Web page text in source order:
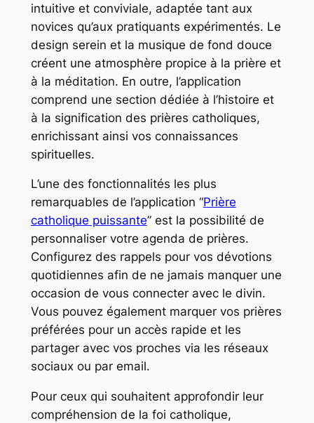
intuitive et conviviale, adaptée tant aux
novices qu’aux pratiquants expérimentés. Le
design serein et la musique de fond douce
créent une atmosphère propice à la prière et
à la méditation. En outre, l’application
comprend une section dédiée à l’histoire et
à la signification des prières catholiques,
enrichissant ainsi vos connaissances
spirituelles.
L’une des fonctionnalités les plus
remarquables de l’application “Prière
catholique puissante” est la possibilité de
personnaliser votre agenda de prières.
Configurez des rappels pour vos dévotions
quotidiennes afin de ne jamais manquer une
occasion de vous connecter avec le divin.
Vous pouvez également marquer vos prières
préférées pour un accès rapide et les
partager avec vos proches via les réseaux
sociaux ou par email.
Pour ceux qui souhaitent approfondir leur
compréhension de la foi catholique,